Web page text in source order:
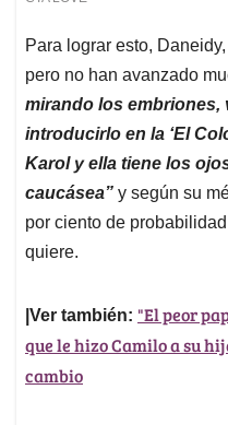
Para lograr esto,
pero no han avanzado
mirando los embriones,
introducirlo en la ‘El
Karol y ella tiene los
caucásea” y según su
por ciento de
quiere.
|Ver también: "El peor
que le hizo Camilo a su
cambio